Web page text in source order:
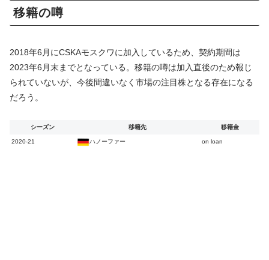
移籍の噂
2018年6月にCSKAモスクワに加入しているため、契約期間は
2023年6月末までとなっている。移籍の噂は加入直後のため報じ
られていないが、今後間違いなく市場の注目株となる存在になる
だろう。
シーズン 移籍先 移籍金
2020-21 ハノーファー on loan